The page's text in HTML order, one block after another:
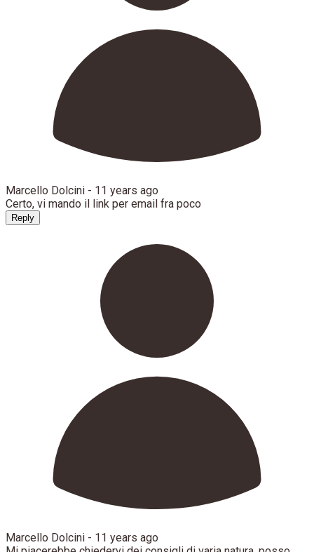
Marcello Dolcini - 11 years ago
Certo, vi mando il link per email fra poco
Reply
Marcello Dolcini - 11 years ago